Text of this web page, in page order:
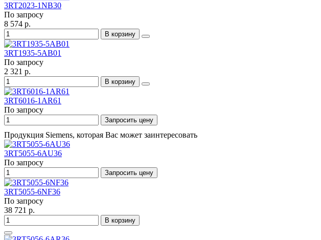
3RT2023-1NB30
По запросу
8 574 р.
В корзину
3RT1935-5AB01
По запросу
2 321 р.
В корзину
3RT6016-1AR61
По запросу
Запросить цену
Продукция Siemens, которая Вас может заинтересовать
3RT5055-6AU36
По запросу
Запросить цену
3RT5055-6NF36
По запросу
38 721 р.
В корзину